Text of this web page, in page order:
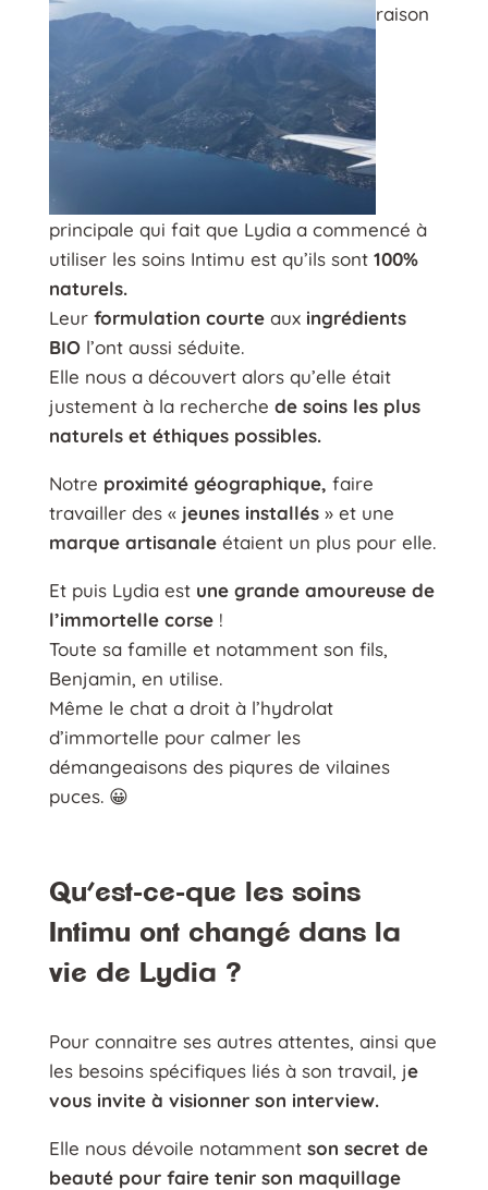
raison
principale qui fait que Lydia a commencé à
utiliser les soins Intimu est qu’ils sont 100%
naturels.
Leur formulation courteaux ingrédients
BIOl’ont aussi séduite.
Elle nous a découvert alors qu’elle était
justement à la recherche de soins les plus
naturels et éthiques possibles.
Notre proximité géographique, faire
travailler des « jeunes installés» et une
marque artisanaleétaient un plus pour elle.
Et puis Lydia est une grande amoureuse de
l’immortelle corse!
Toute sa famille et notamment son fils,
Benjamin, en utilise.
Même le chat a droit à l’hydrolat
d’immortelle pour calmer les
démangeaisons des piqures de vilaines
puces. 😀
Qu’est-ce-que les soins
Intimu ont changé dans la
vie de Lydia ?
Pour connaitre ses autres attentes, ainsi que
les besoins spécifiques liés à son travail, je
vous invite à visionner son interview.
Elle nous dévoile notamment son secret de
beauté pour faire tenir son maquillage